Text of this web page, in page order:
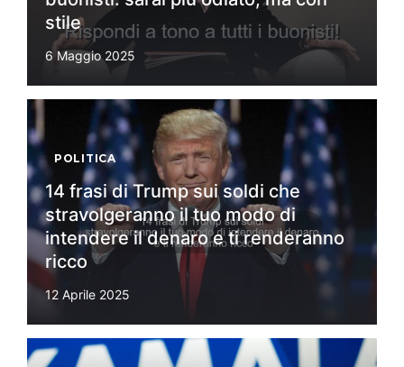
stile
6 Maggio 2025
POLITICA
14 frasi di Trump sui soldi che
stravolgeranno il tuo modo di
intendere il denaro e ti renderanno
ricco
12 Aprile 2025